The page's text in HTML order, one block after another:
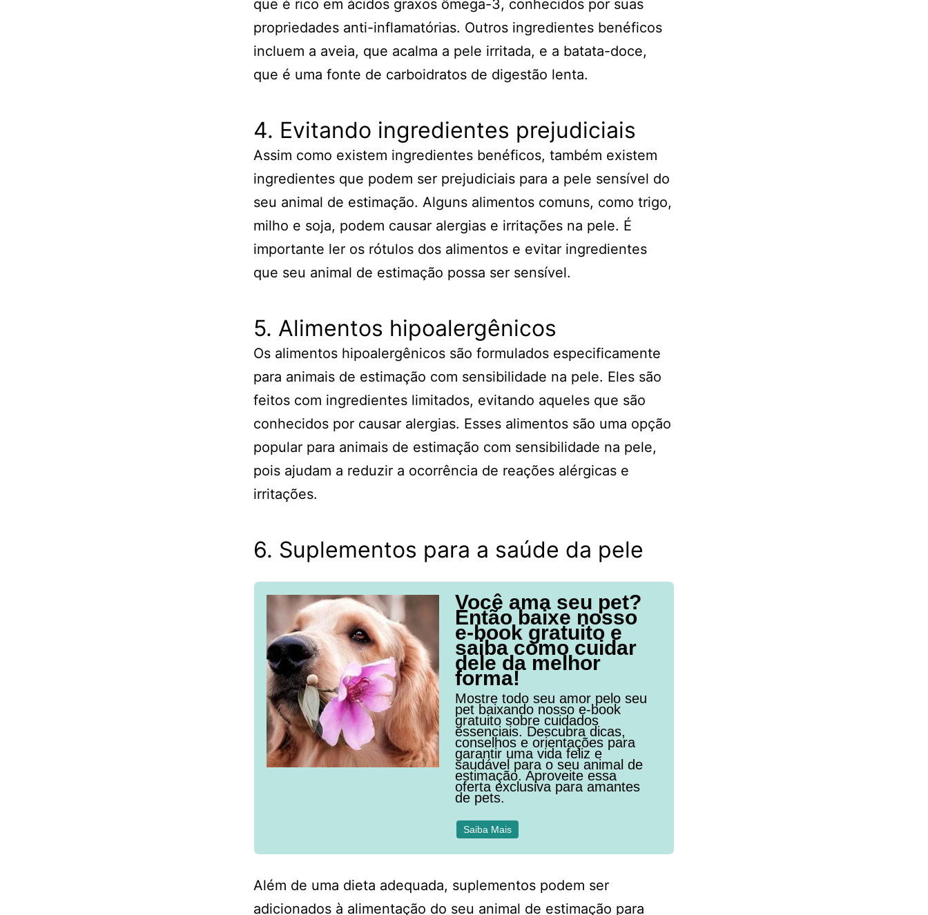
que é rico em ácidos graxos ômega-3, conhecidos por suas
propriedades anti-inflamatórias. Outros ingredientes benéficos
incluem a aveia, que acalma a pele irritada, e a batata-doce,
que é uma fonte de carboidratos de digestão lenta.
4. Evitando ingredientes prejudiciais
Assim como existem ingredientes benéficos, também existem
ingredientes que podem ser prejudiciais para a pele sensível do
seu animal de estimação. Alguns alimentos comuns, como trigo,
milho e soja, podem causar alergias e irritações na pele. É
importante ler os rótulos dos alimentos e evitar ingredientes
que seu animal de estimação possa ser sensível.
5. Alimentos hipoalergênicos
Os alimentos hipoalergênicos são formulados especificamente
para animais de estimação com sensibilidade na pele. Eles são
feitos com ingredientes limitados, evitando aqueles que são
conhecidos por causar alergias. Esses alimentos são uma opção
popular para animais de estimação com sensibilidade na pele,
pois ajudam a reduzir a ocorrência de reações alérgicas e
irritações.
6. Suplementos para a saúde da pele
Você ama seu pet?
Então baixe nosso
e-book gratuito e
saiba como cuidar
dele da melhor
forma!
Mostre todo seu amor pelo seu
pet baixando nosso e-book
gratuito sobre cuidados
essenciais. Descubra dicas,
conselhos e orientações para
garantir uma vida feliz e
saudável para o seu animal de
estimação. Aproveite essa
oferta exclusiva para amantes
de pets.
Saiba Mais
Além de uma dieta adequada, suplementos podem ser
adicionados à alimentação do seu animal de estimação para